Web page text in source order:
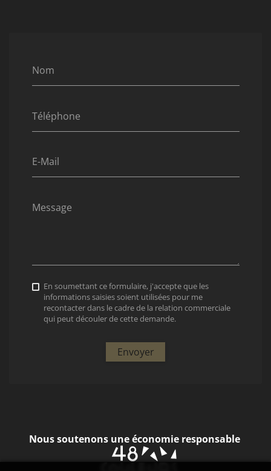
Nom
Téléphone
E-Mail
Message
En soumettant ce formulaire, j'accepte que les
informations saisies soient utilisées pour me
recontacter dans le cadre de la relation commerciale
qui peut découler de cette demande.
Envoyer
Nous soutenons une économie responsable